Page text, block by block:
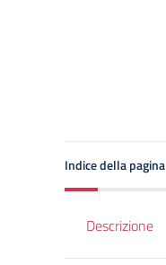
Indice della pagina
Descrizione